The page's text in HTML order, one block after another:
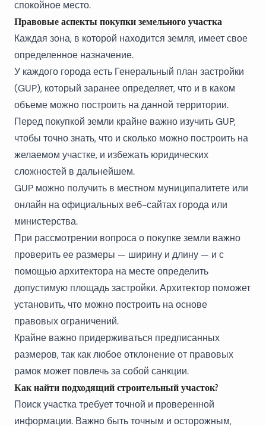
спокойное место.
Правовые аспекты покупки земельного участка
Каждая зона, в которой находится земля, имеет свое
определенное назначение.
У каждого города есть Генеральный план застройки
(GUP), который заранее определяет, что и в каком
объеме можно построить на данной территории.
Перед покупкой земли крайне важно изучить GUP,
чтобы точно знать, что и сколько можно построить на
желаемом участке, и избежать юридических
сложностей в дальнейшем.
GUP можно получить в местном муниципалитете или
онлайн на официальных веб-сайтах города или
министерства.
При рассмотрении вопроса о покупке земли важно
проверить ее размеры — ширину и длину — и с
помощью архитектора на месте определить
допустимую площадь застройки. Архитектор поможет
установить, что можно построить на основе
правовых ограничений.
Крайне важно придерживаться предписанных
размеров, так как любое отклонение от правовых
рамок может повлечь за собой санкции.
Как найти подходящий строительный участок?
Поиск участка требует точной и проверенной
информации. Важно быть точным и осторожным,